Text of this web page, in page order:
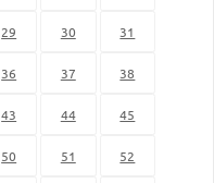
29 30 31
36 37 38
43 44 45
50 51 52